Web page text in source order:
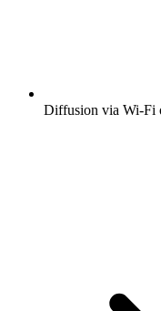
Diffusion via Wi-Fi